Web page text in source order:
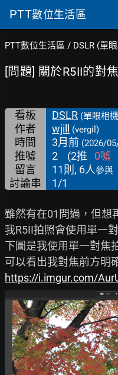
PTT數位生活區
PTT數位生活區 / DSLR (單
[問題] 關於R5II的對焦
看板 DSLR (單眼相
作者 wjill (vergil)
時間 3月前 (2026/
推噓 2 (2推 0噓
留言
11則, 6人參與
討論串 1/1
雖然有在01問過，但想
我R5II拍照會使用單一
下圖是我使用單一對焦
https://i.imgur.com/